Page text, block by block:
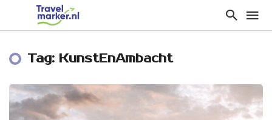
Tag: KunstEnAmbacht